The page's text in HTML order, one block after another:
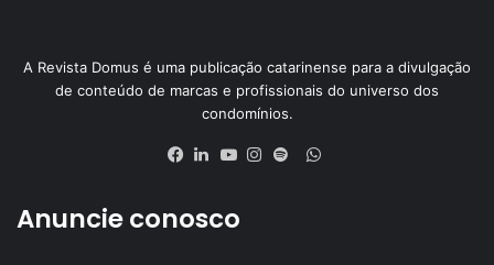
A Revista Domus é uma publicação catarinense para a divulgação
de conteúdo de marcas e profissionais do universo dos
condomínios.
WhatsApp
Anuncie conosco